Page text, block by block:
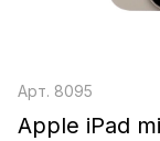
Арт. 8095
Apple iPad